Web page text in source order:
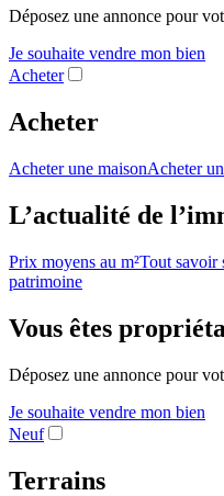
Déposez une annonce pour
Je souhaite vendre mon bien
Acheter
Acheter
Acheter une maisonAcheter
L’actualité de
Prix moyens au m²Tout savoir
patrimoine
Vous êtes
Déposez une annonce pour
Je souhaite vendre mon bien
Neuf
Terrains